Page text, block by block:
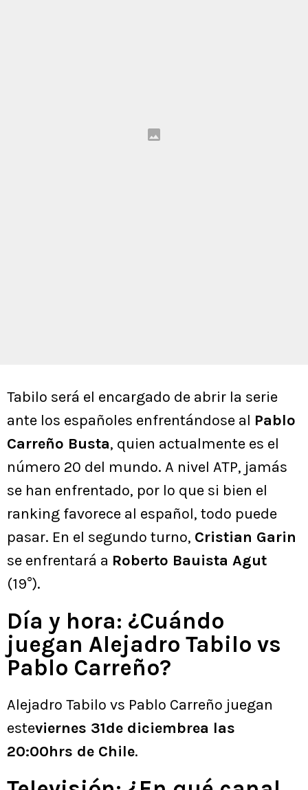
Tabilo será el encargado de abrir la serie
ante los españoles enfrentándose al Pablo
Carreño Busta, quien actualmente es el
número 20 del mundo. A nivel ATP, jamás
se han enfrentado, por lo que si bien el
ranking favorece al español, todo puede
pasar. En el segundo turno, Cristian Garin
se enfrentará a Roberto Bauista Agut
(19°).
Día y hora: ¿Cuándo
juegan Alejadro Tabilo vs
Pablo Carreño?
Alejadro Tabilo vs Pablo Carreño juegan
esteviernes 31de diciembrea las
20:00hrs de Chile.